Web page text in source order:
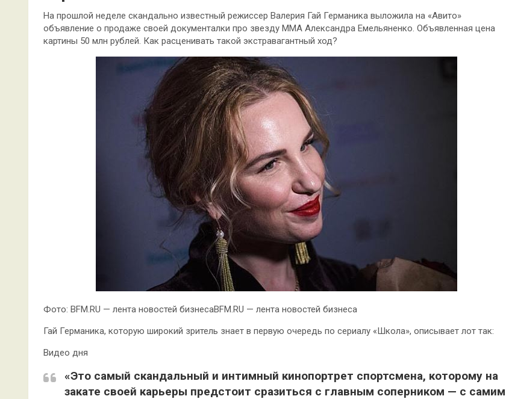
На прошлой неделе скандально известный режиссер Валерия Гай Германика выложила на «Авито»
объявление о продаже своей документалки про звезду ММА Александра Емельяненко. Объявленная цена
картины 50 млн рублей. Как расценивать такой экстравагантный ход?
Фото: BFM.RU — лента новостей бизнесаBFM.RU — лента новостей бизнеса
Гай Германика, которую широкий зритель знает в первую очередь по сериалу «Школа», описывает лот так:
Видео дня
«Это самый скандальный и интимный кинопортрет спортсмена, которому на
закате своей карьеры предстоит сразиться с главным соперником — с самим